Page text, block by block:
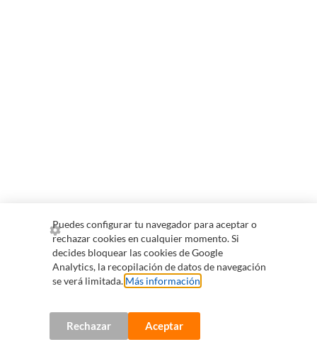
Puedes configurar tu navegador para aceptar o
rechazar cookies en cualquier momento. Si
decides bloquear las cookies de Google
Analytics, la recopilación de datos de navegación
se verá limitada. Más información
Rechazar Aceptar